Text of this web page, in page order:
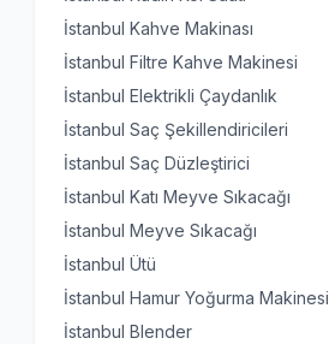
İstanbul Kahve Makinası
İstanbul Filtre Kahve Makinesi
İstanbul Elektrikli Çaydanlık
İstanbul Saç Şekillendiricileri
İstanbul Saç Düzleştirici
İstanbul Katı Meyve Sıkacağı
İstanbul Meyve Sıkacağı
İstanbul Ütü
İstanbul Hamur Yoğurma Makinesi
İstanbul Blender